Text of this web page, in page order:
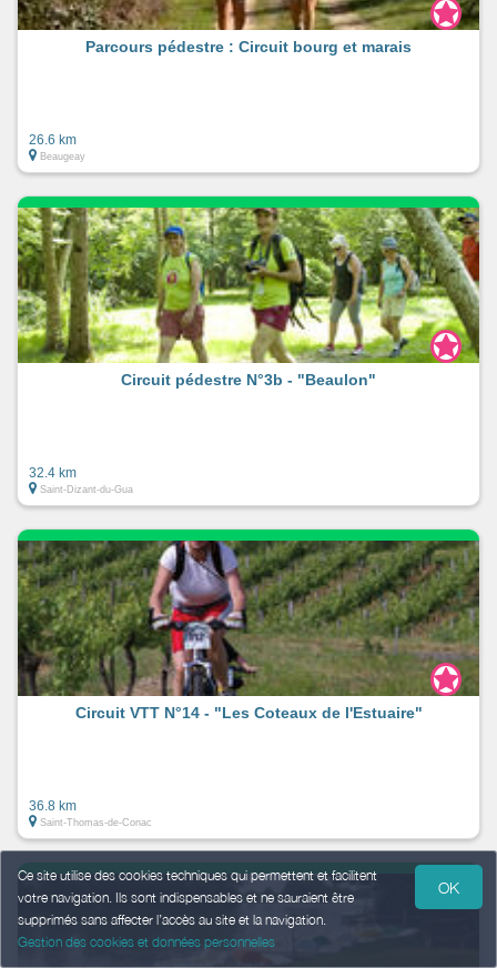
Ce site utilise des cookies techniques qui permettent et facilitent
votre navigation. Ils sont indispensables et ne sauraient être
supprimés sans affecter l’accès au site et la navigation.
Gestion des cookies et données personnelles
OK
Parcours pédestre : Circuit bourg et marais
26.6 km
Beaugeay
Circuit pédestre N°3b - "Beaulon"
32.4 km
Saint-Dizant-du-Gua
Circuit VTT N°14 - "Les Coteaux de l'Estuaire"
36.8 km
Saint-Thomas-de-Conac